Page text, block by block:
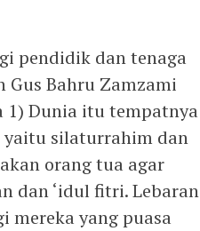
pendidik dan tenaga
Gus Bahru Zamzami
1) Dunia itu tempatnya
yaitu silaturrahim dan
orang tua agar
dan ‘idul fitri. Lebaran
mereka yang puasa